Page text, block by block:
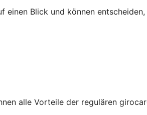
einen Blick und können
alle Vorteile der regulären